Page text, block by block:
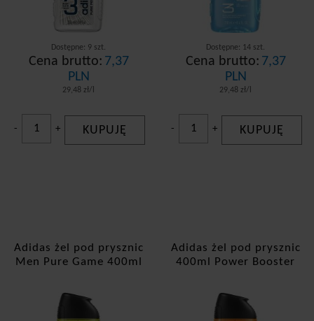
Dostępne: 9 szt.
Cena brutto: 7,37
PLN
29,48 zł/l
- + KUPUJĘ
Dostępne: 14 szt.
Cena brutto: 7,37
PLN
29,48 zł/l
- + KUPUJĘ
Adidas żel pod prysznic
Men Pure Game 400ml
Adidas żel pod prysznic
400ml Power Booster